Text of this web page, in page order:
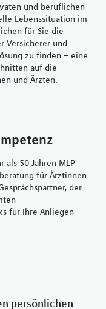
und beruflichen
Lebenssituation im
für Sie die
Versicherer und
zu finden – eine
auf die
und Ärzten.
50 Jahren MLP
für Ärztinnen
der
für Ihre Anliegen
persönlichen